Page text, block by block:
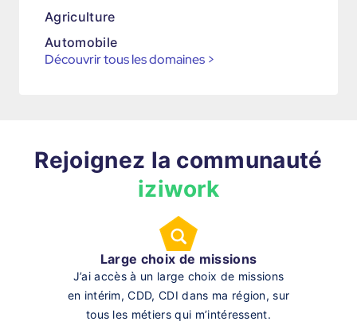
Agriculture
Automobile
Découvrir tous les domaines >
Rejoignez la communauté
iziwork
Large choix de missions
J’ai accès à un large choix de missions
en intérim, CDD, CDI dans ma région, sur
tous les métiers qui m’intéressent.